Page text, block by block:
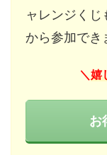
ャレンジくじ
から参加でき
＼ 嬉
お